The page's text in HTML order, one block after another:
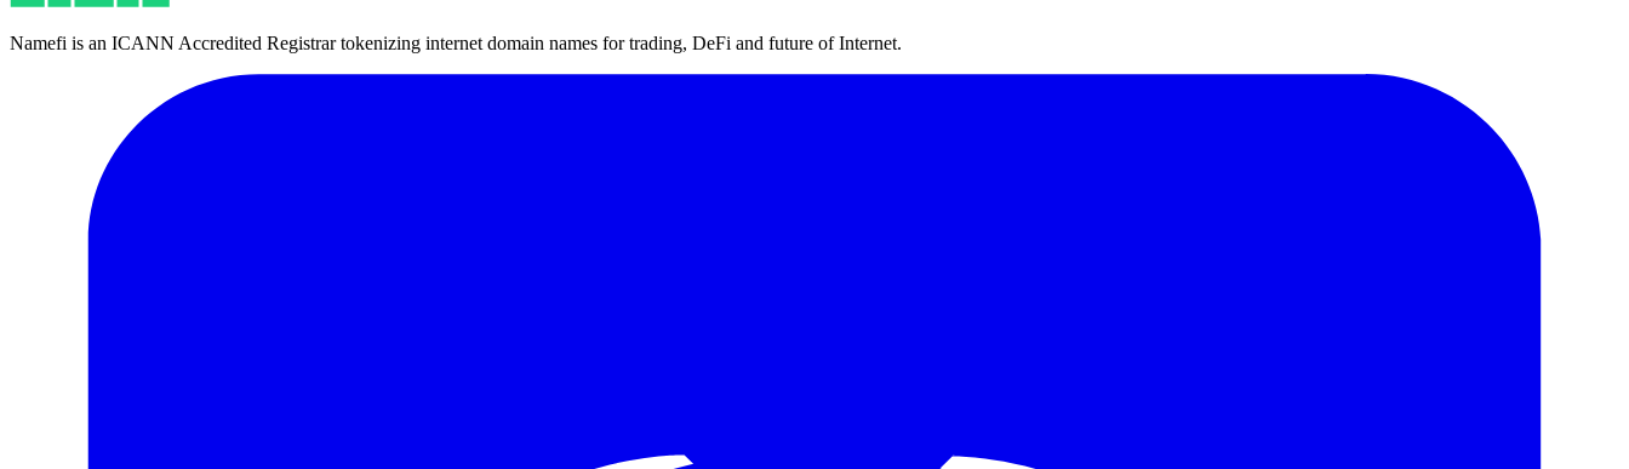
Namefi is an ICANN Accredited Registrar tokenizing internet domain names for trading, DeFi and future of Internet.